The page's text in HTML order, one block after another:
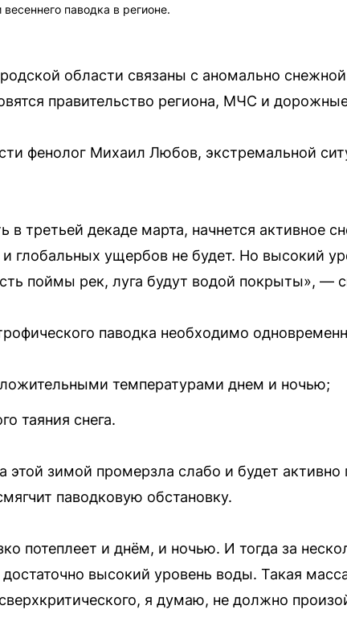
паводка в регионе.
области связаны с аномально
правительство региона, МЧС и
фенолог Михаил Любов, экстремальной
третьей декаде марта, начнется активное
глобальных ущербов не будет. Но высокий
поймы рек, луга будут водой покрыты», —
паводка необходимо
температурами днем и ночью;
таяния снега.
этой зимой промерзла слабо и будет активно
паводковую обстановку.
потеплеет и днём, и ночью. И тогда за
высокий уровень воды. Такая
я думаю, не должно